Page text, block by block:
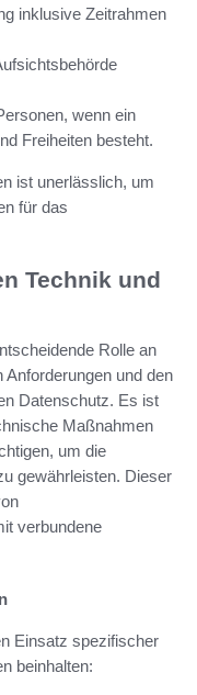
inklusive Zeitrahmen
wenn ein
Freiheiten besteht.
ist unerlässlich, um
für das
Technik und
Rolle an
und den
Datenschutz. Es ist
Maßnahmen
um die
gewährleisten. Dieser
verbundene
Einsatz spezifischer
beinhalten: